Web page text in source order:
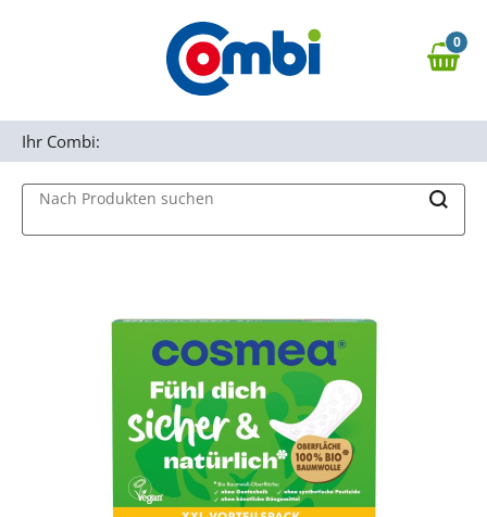
Zur Navigation springen
0,00 €
0
Nach Produkten suchen
Ihr Combi: